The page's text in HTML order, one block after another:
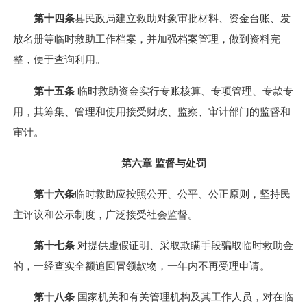
第十四条县民政局建立救助对象审批材料、资金台账、发
放名册等临时救助工作档案，并加强档案管理，做到资料完
整，便于查询利用。
第十五条 临时救助资金实行专账核算、专项管理、专款专
用，其筹集、管理和使用接受财政、监察、审计部门的监督和
审计。
第六章 监督与处罚
第十六条临时救助应按照公开、公平、公正原则，坚持民
主评议和公示制度，广泛接受社会监督。
第十七条 对提供虚假证明、采取欺瞒手段骗取临时救助金
的，一经查实全额追回冒领款物，一年内不再受理申请。
第十八条 国家机关和有关管理机构及其工作人员，对在临